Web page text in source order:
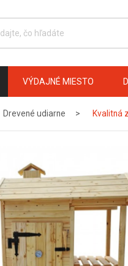
VÝDAJNÉ MIESTO
Drevené udiarne Kvalitná